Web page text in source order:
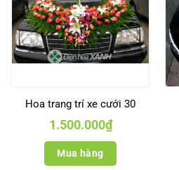
Hoa trang trí xe cưới 30
1.500.000₫
Mua hàng